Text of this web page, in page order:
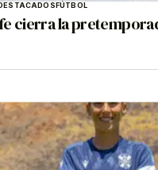
FÚTBOL
cierra la